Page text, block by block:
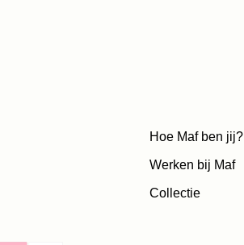
Hoe Maf ben jij?
Werken bij Maf
Collectie